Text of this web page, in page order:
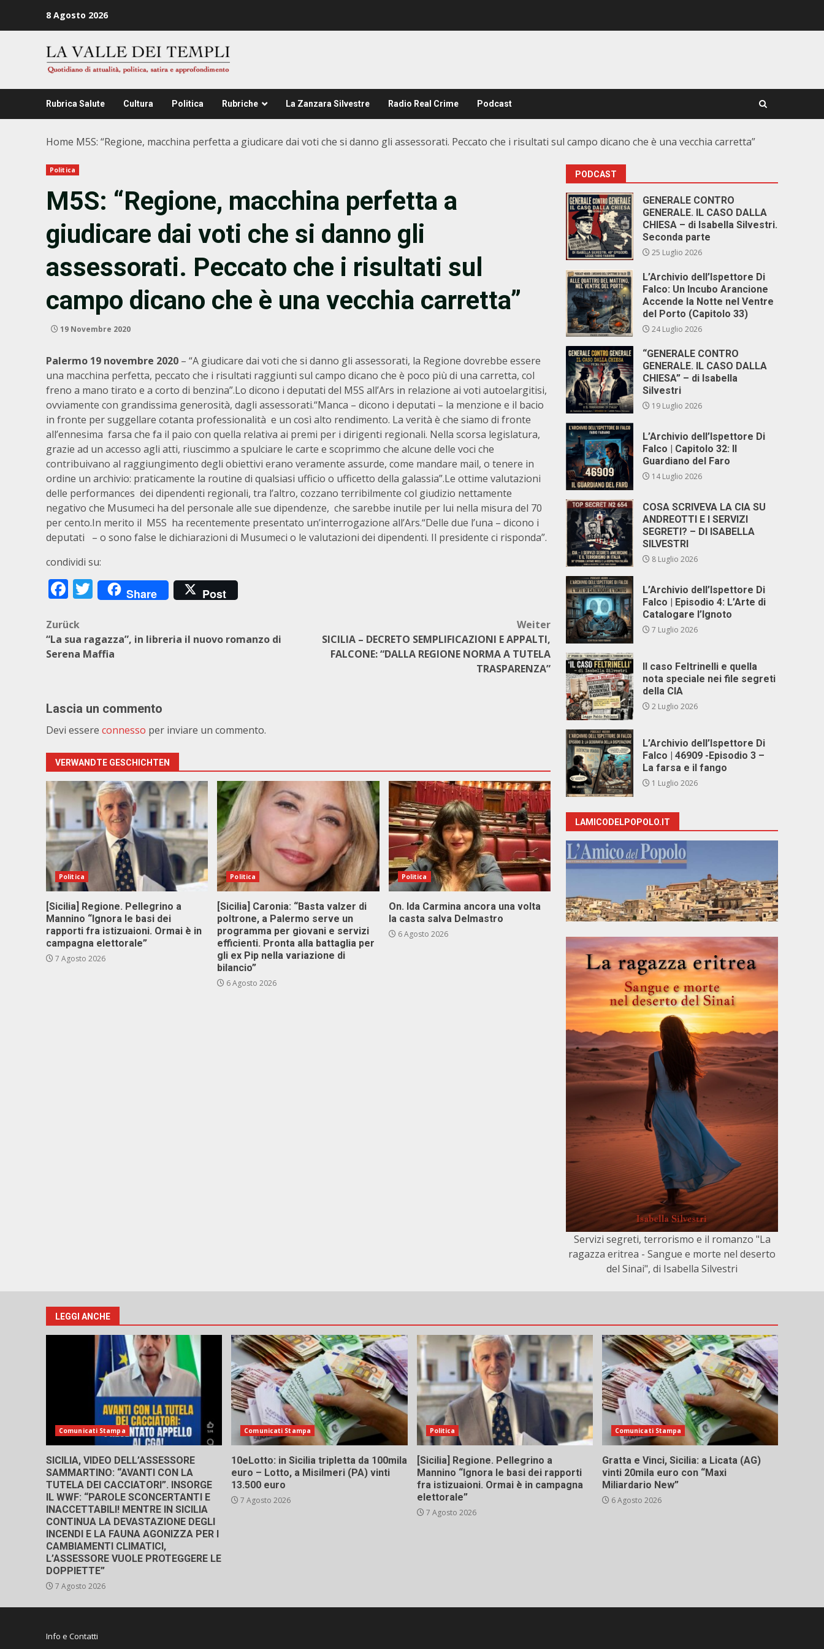
8 Agosto 2026
Rubrica Salute Cultura Politica Rubriche La Zanzara Silvestre Radio Real Crime Podcast
Home M5S: “Regione, macchina perfetta a giudicare dai voti che si danno gli assessorati. Peccato che i risultati sul campo dicano che è una vecchia carretta”
Politica
M5S: “Regione, macchina perfetta a
giudicare dai voti che si danno gli
assessorati. Peccato che i risultati sul
campo dicano che è una vecchia carretta”
19 Novembre 2020
Palermo 19 novembre 2020 – “A giudicare dai voti che si danno gli assessorati, la Regione dovrebbe essere
una macchina perfetta, peccato che i risultati raggiunti sul campo dicano che è poco più di una carretta, col
freno a mano tirato e a corto di benzina”.Lo dicono i deputati del M5S all’Ars in relazione ai voti autoelargitisi,
ovviamente con grandissima generosità, dagli assessorati.“Manca – dicono i deputati – la menzione e il bacio
in fronte per suggellare cotanta professionalità e un così alto rendimento. La verità è che siamo di fronte
all’ennesima farsa che fa il paio con quella relativa ai premi per i dirigenti regionali. Nella scorsa legislatura,
grazie ad un accesso agli atti, riuscimmo a spulciare le carte e scoprimmo che alcune delle voci che
contribuivano al raggiungimento degli obiettivi erano veramente assurde, come mandare mail, o tenere in
ordine un archivio: praticamente la routine di qualsiasi ufficio o ufficetto della galassia”.Le ottime valutazioni
delle performances dei dipendenti regionali, tra l’altro, cozzano terribilmente col giudizio nettamente
negativo che Musumeci ha del personale alle sue dipendenze, che sarebbe inutile per lui nella misura del 70
per cento.In merito il M5S ha recentemente presentato un’interrogazione all’Ars.“Delle due l’una – dicono i
deputati – o sono false le dichiarazioni di Musumeci o le valutazioni dei dipendenti. Il presidente ci risponda”.
condividi su:
Facebook
Twitter
Share Post
Beitragsnavigation
Zurück
“La sua ragazza”, in libreria il nuovo romanzo di
Serena Maffia
Weiter
SICILIA – DECRETO SEMPLIFICAZIONI E APPALTI,
FALCONE: “DALLA REGIONE NORMA A TUTELA
TRASPARENZA”
Lascia un commento
Devi essere connesso per inviare un commento.
VERWANDTE GESCHICHTEN
Politica
[Sicilia] Regione. Pellegrino a
Mannino “Ignora le basi dei
rapporti fra istizuaioni. Ormai è in
campagna elettorale”
7 Agosto 2026
Politica
[Sicilia] Caronia: “Basta valzer di
poltrone, a Palermo serve un
programma per giovani e servizi
efficienti. Pronta alla battaglia per
gli ex Pip nella variazione di
bilancio”
6 Agosto 2026
Politica
On. Ida Carmina ancora una volta
la casta salva Delmastro
6 Agosto 2026
PODCAST
GENERALE CONTRO
GENERALE. IL CASO DALLA
CHIESA – di Isabella Silvestri.
Seconda parte
25 Luglio 2026
L’Archivio dell’Ispettore Di
Falco: Un Incubo Arancione
Accende la Notte nel Ventre
del Porto (Capitolo 33)
24 Luglio 2026
“GENERALE CONTRO
GENERALE. IL CASO DALLA
CHIESA” – di Isabella
Silvestri
19 Luglio 2026
L’Archivio dell’Ispettore Di
Falco | Capitolo 32: Il
Guardiano del Faro
14 Luglio 2026
COSA SCRIVEVA LA CIA SU
ANDREOTTI E I SERVIZI
SEGRETI? – DI ISABELLA
SILVESTRI
8 Luglio 2026
L’Archivio dell’Ispettore Di
Falco | Episodio 4: L’Arte di
Catalogare l’Ignoto
7 Luglio 2026
Il caso Feltrinelli e quella
nota speciale nei file segreti
della CIA
2 Luglio 2026
L’Archivio dell’Ispettore Di
Falco | 46909 -Episodio 3 –
La farsa e il fango
1 Luglio 2026
LAMICODELPOPOLO.IT
Servizi segreti, terrorismo e il romanzo "La
ragazza eritrea - Sangue e morte nel deserto
del Sinai", di Isabella Silvestri
LEGGI ANCHE
Comunicati Stampa
SICILIA, VIDEO DELL’ASSESSORE
SAMMARTINO: “AVANTI CON LA
TUTELA DEI CACCIATORI”. INSORGE
IL WWF: “PAROLE SCONCERTANTI E
INACCETTABILI! MENTRE IN SICILIA
CONTINUA LA DEVASTAZIONE DEGLI
INCENDI E LA FAUNA AGONIZZA PER I
CAMBIAMENTI CLIMATICI,
L’ASSESSORE VUOLE PROTEGGERE LE
DOPPIETTE”
7 Agosto 2026
Comunicati Stampa
10eLotto: in Sicilia tripletta da 100mila
euro – Lotto, a Misilmeri (PA) vinti
13.500 euro
7 Agosto 2026
Politica
[Sicilia] Regione. Pellegrino a
Mannino “Ignora le basi dei rapporti
fra istizuaioni. Ormai è in campagna
elettorale”
7 Agosto 2026
Comunicati Stampa
Gratta e Vinci, Sicilia: a Licata (AG)
vinti 20mila euro con “Maxi
Miliardario New”
6 Agosto 2026
Info e Contatti